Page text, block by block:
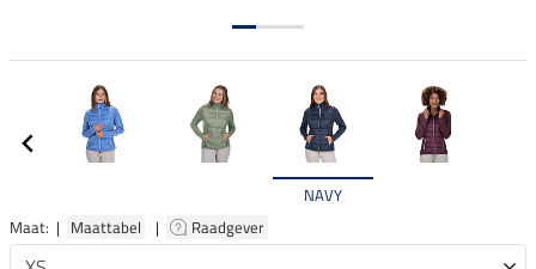
NAVY
Maat: | Maattabel | Raadgever